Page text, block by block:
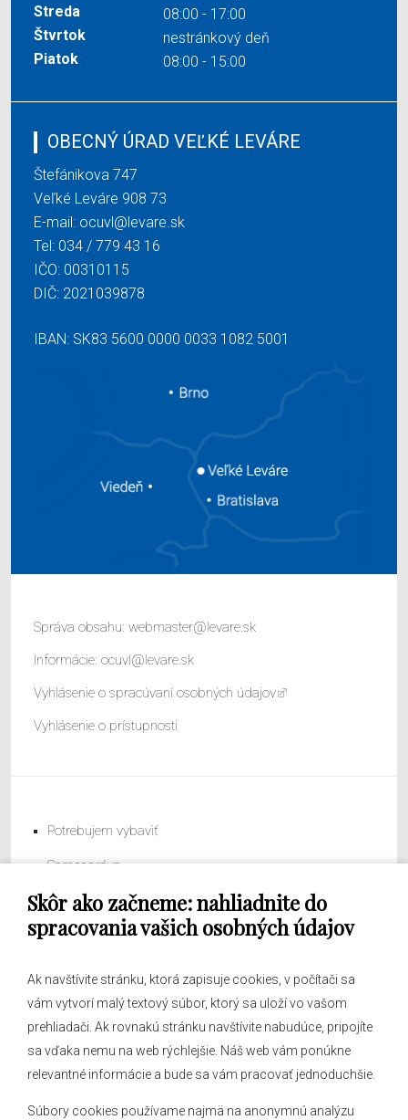
Skôr ako začneme: nahliadnite do
spracovania vašich osobných údajov
Ak navštívite stránku, ktorá zapisuje cookies, v počítači sa
vám vytvorí malý textový súbor, ktorý sa uloží vo vašom
prehliadači. Ak rovnakú stránku navštívite nabudúce, pripojíte
sa vďaka nemu na web rýchlejšie. Náš web vám ponúkne
relevantné informácie a bude sa vám pracovať jednoduchšie.
Súbory cookies používame najmä na anonymnú analýzu
Streda
08:00 - 17:00
Štvrtok
nestránkový deň
Piatok
08:00 - 15:00
OBECNÝ ÚRAD VEĽKÉ LEVÁRE
Štefánikova 747
Veľké Leváre 908 73
E-mail: ocuvl@levare.sk
Tel: 034 / 779 43 16
IČO: 00310115
DIČ: 2021039878
IBAN: SK83 5600 0000 0033 1082 5001
Správa obsahu: webmaster@levare.sk
Informácie: ocuvl@levare.sk
Vyhlásenie o spracúvaní osobných údajov
Vyhlásenie o prístupnosti
Potrebujem vybaviť
Samospráva
Obecný úrad
O obci
Hlásenia obecného rozhlasu